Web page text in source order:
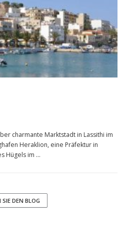
charmante Marktstadt in Lassithi im
Heraklion, eine Präfektur in
Hügels im …
SIE DEN BLOG